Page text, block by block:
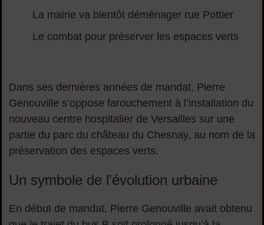
La mairie va bientôt déménager rue Pottier
Le combat pour préserver les espaces verts
Dans ses dernières années de mandat, Pierre
Genouville s’oppose farouchement à l’installation du
nouveau centre hospitalier de Versailles sur une
partie du parc du château du Chesnay, au nom de la
préservation des espaces verts.
Un symbole de l'évolution urbaine
En début de mandat, Pierre Genouville avait obtenu